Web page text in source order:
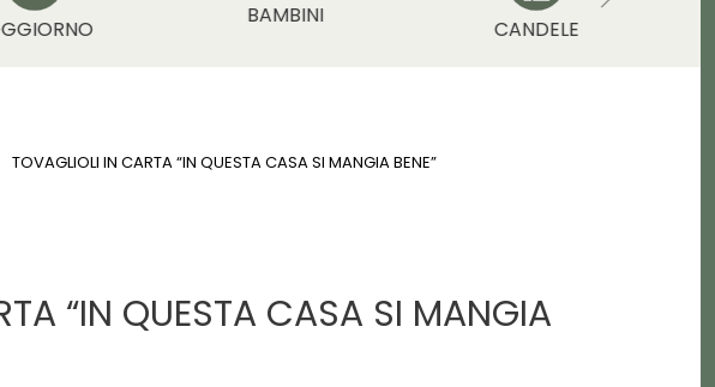
BAMBINI
CANDELE
TOVAGLIOLI IN CARTA “IN QUESTA CASA SI MANGIA BENE”
“IN QUESTA CASA SI MANGIA